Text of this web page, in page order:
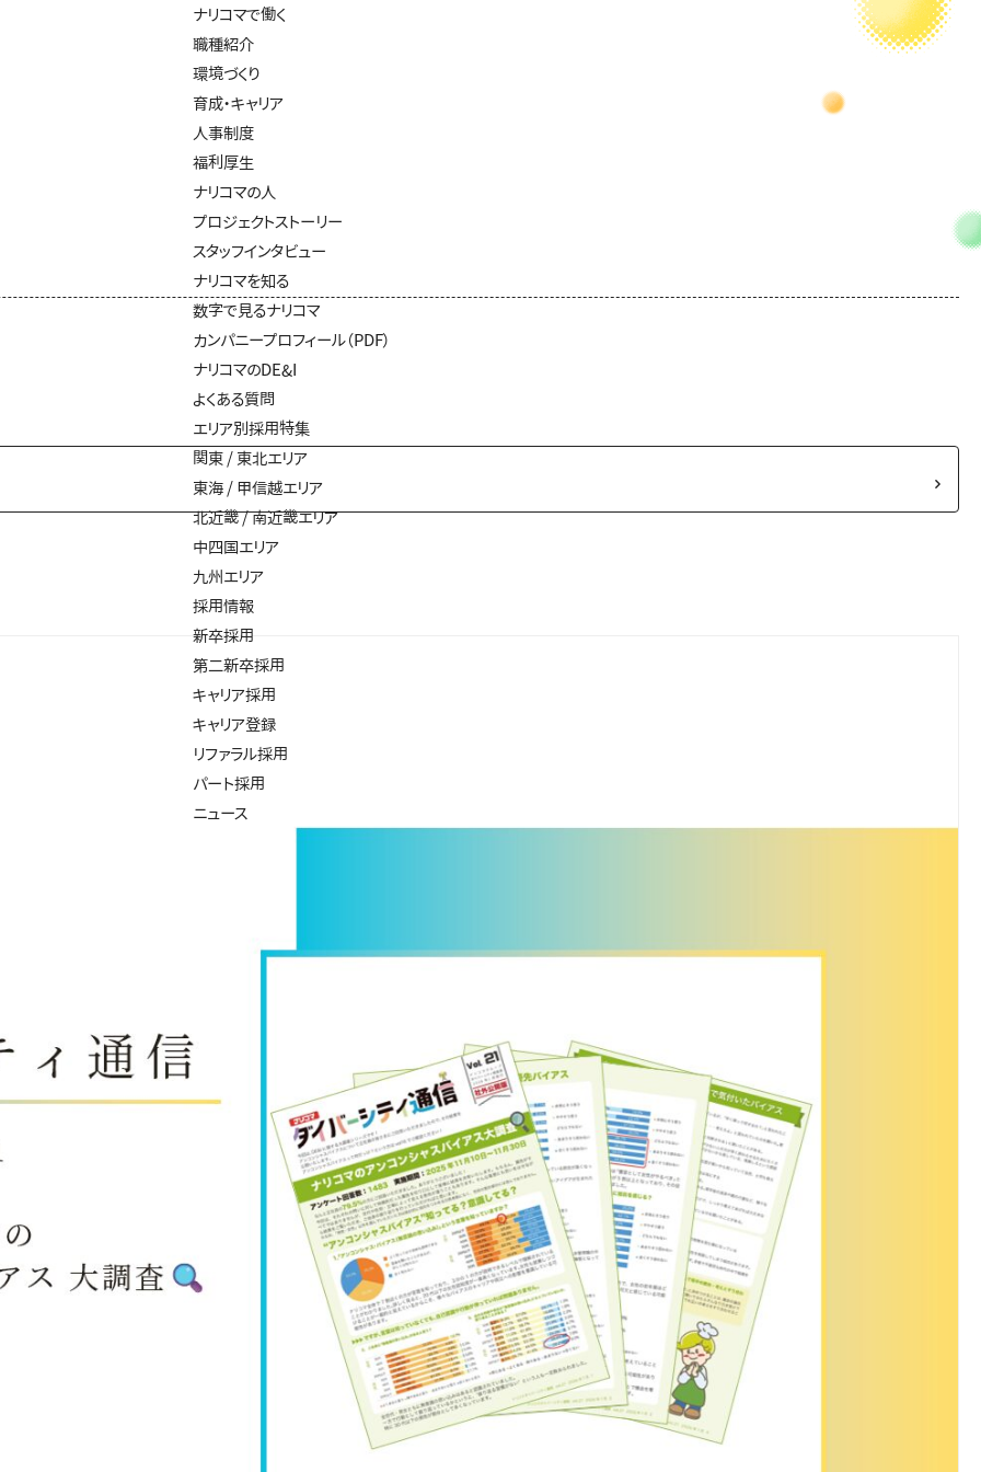
ナリコマで働く
職種紹介
環境づくり
育成・キャリア
人事制度
福利厚生
ナリコマの人
プロジェクトストーリー
スタッフインタビュー
ナリコマを知る
数字で見るナリコマ
カンパニープロフィール（PDF）
ナリコマのDE&I
よくある質問
エリア別採用特集
関東 / 東北エリア
東海 / 甲信越エリア
北近畿 / 南近畿エリア
中四国エリア
九州エリア
採用情報
新卒採用
第二新卒採用
キャリア採用
キャリア登録
リファラル採用
パート採用
ニュース